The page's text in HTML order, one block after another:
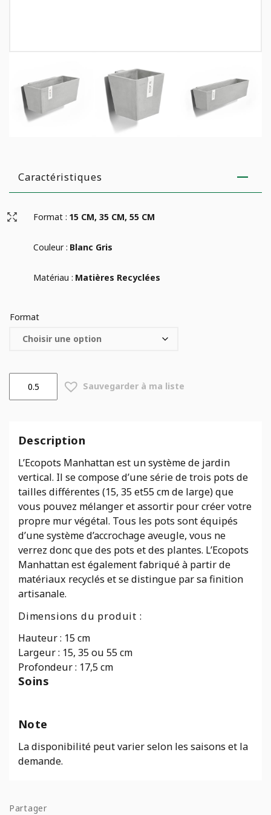
Caractéristiques
Format : 15 CM, 35 CM, 55 CM
Couleur : Blanc Gris
Matériau : Matières Recyclées
Format
Pot
Manhattan
Gris
Sauvegarder à ma liste
Description
L’Ecopots Manhattan est un système de jardin
vertical. Il se compose d’une série de trois pots de
tailles différentes (15, 35 et55 cm de large) que
vous pouvez mélanger et assortir pour créer votre
propre mur végétal. Tous les pots sont équipés
d’une système d’accrochage aveugle, vous ne
verrez donc que des pots et des plantes. L’Ecopots
Manhattan est également fabriqué à partir de
matériaux recyclés et se distingue par sa finition
artisanale.
Dimensions du produit :
Hauteur : 15 cm
Largeur : 15, 35 ou 55 cm
Profondeur : 17,5 cm
Soins
Note
La disponibilité peut varier selon les saisons et la
demande.
Partager